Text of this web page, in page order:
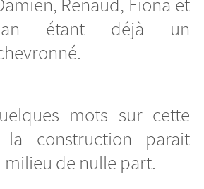
étant déjà un
mots sur cette
construction parait
de nulle part.